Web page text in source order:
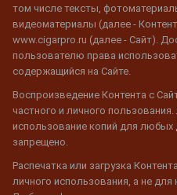
том числе тексты,
видеоматериалы (далее -
www.cigarpro.ru (далее - Сайт).
пользователю права
содержащийся на Сайте.
Воспроизведение Контента с
частного и личного
использование копий для любых
запрещено.
Распечатка или загрузка
личного использования, а не